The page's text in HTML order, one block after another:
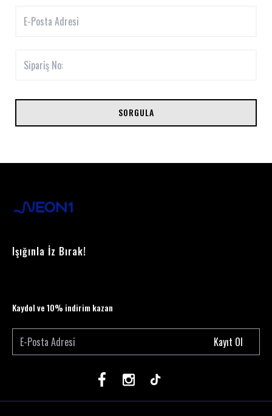
SORGULA
Işığınla İz Bırak!
Kaydol ve 10% indirim kazan
Kayıt Ol